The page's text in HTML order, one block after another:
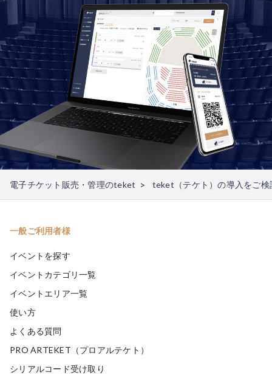
電子チケット販売・管理のteket teket（テケト）の導入をご検
一般ご利用者様
イベントを探す
イベントカテゴリ一覧
イベントエリア一覧
使い方
よくある質問
PRO ARTEKET（プロアルテケト）
シリアルコード受け取り